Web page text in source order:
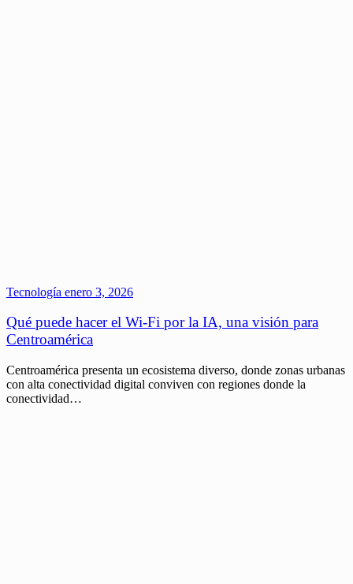
Tecnología enero 3, 2026
Qué puede hacer el Wi-Fi por la IA, una visión para
Centroamérica
Centroamérica presenta un ecosistema diverso, donde zonas urbanas
con alta conectividad digital conviven con regiones donde la
conectividad…